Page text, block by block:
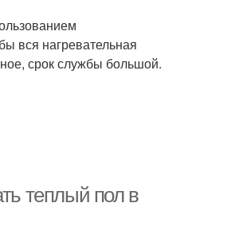
вся нагревательная
срок службы большой.
теплый пол в